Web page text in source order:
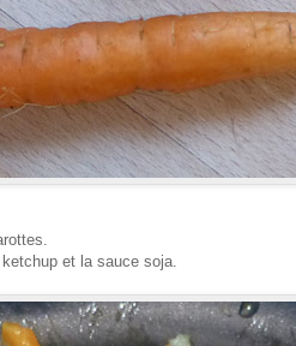
et la sauce soja.